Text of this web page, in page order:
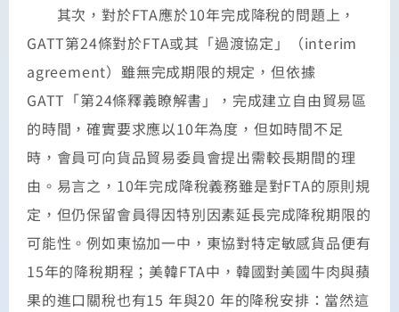
其次，對於FTA應於10年完成降稅的問題上，
GATT第24條對於FTA或其「過渡協定」（interim
agreement）雖無完成期限的規定，但依據
GATT「第24條釋義瞭解書」，完成建立自由貿易區
的時間，確實要求應以10年為度，但如時間不足
時，會員可向貨品貿易委員會提出需較長期間的理
由。易言之，10年完成降稅義務雖是對FTA的原則規
定，但仍保留會員得因特別因素延長完成降稅期限的
可能性。例如東協加一中，東協對特定敏感貨品便有
15年的降稅期程；美韓FTA中，韓國對美國牛肉與蘋
果的進口關稅也有15 年與20 年的降稅安排：當然這